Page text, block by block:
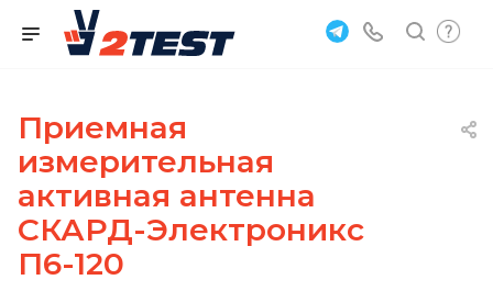
Приемная
измерительная
активная антенна
СКАРД-Электроникс
П6-120